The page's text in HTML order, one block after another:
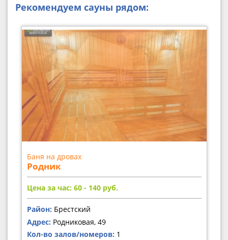
Рекомендуем сауны рядом:
Баня на дровах
Родник
Цена за час: 60 - 140 руб.
Район: Брестский
Адрес: Родниковая, 49
Кол-во залов/номеров: 1